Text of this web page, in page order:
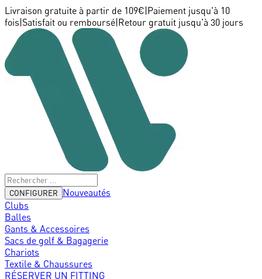
Livraison gratuite à partir de 109€ Paiement jusqu'à 10
fois Satisfait ou remboursé Retour gratuit jusqu'à 30 jours
CONFIGURER
Nouveautés
Clubs
Balles
Gants & Accessoires
Sacs de golf & Bagagerie
Chariots
Textile & Chaussures
RÉSERVER UN FITTING